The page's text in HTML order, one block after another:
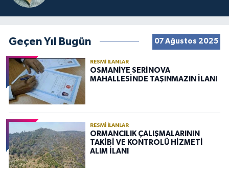
Geçen Yıl Bugün 07 Ağustos 2025
RESMI İLANLAR
OSMANİYE SERİNOVA
MAHALLESİNDE TAŞINMAZIN İLANI
RESMI İLANLAR
ORMANCILIK ÇALIŞMALARININ
TAKİBİ VE KONTROLÜ HİZMETİ
ALIM İLANI